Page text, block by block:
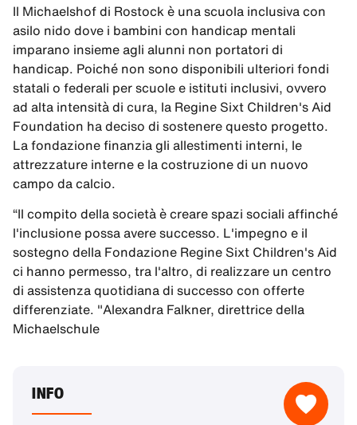
Il Michaelshof di Rostock è una scuola inclusiva con
asilo nido dove i bambini con handicap mentali
imparano insieme agli alunni non portatori di
handicap. Poiché non sono disponibili ulteriori fondi
statali o federali per scuole e istituti inclusivi, ovvero
ad alta intensità di cura, la Regine Sixt Children's Aid
Foundation ha deciso di sostenere questo progetto.
La fondazione finanzia gli allestimenti interni, le
attrezzature interne e la costruzione di un nuovo
campo da calcio.
“Il compito della società è creare spazi sociali affinché
l'inclusione possa avere successo. L'impegno e il
sostegno della Fondazione Regine Sixt Children's Aid
ci hanno permesso, tra l'altro, di realizzare un centro
di assistenza quotidiana di successo con offerte
differenziate. "Alexandra Falkner, direttrice della
Michaelschule
INFO